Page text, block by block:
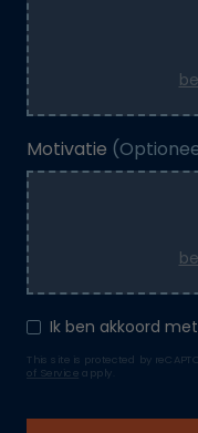
Motivatie
Ik ben akkoord
This site is protected by
of Service apply.